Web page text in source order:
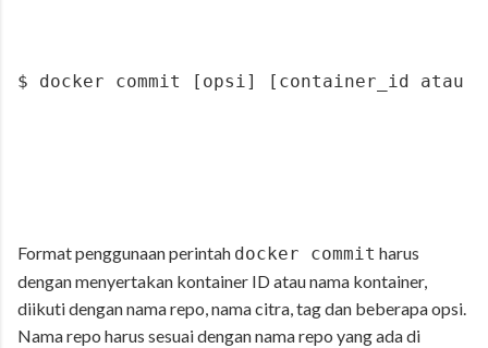
$ docker commit [opsi] [container_id atau
Format penggunaan perintah docker commit harus
dengan menyertakan kontainer ID atau nama kontainer,
diikuti dengan nama repo, nama citra, tag dan beberapa opsi.
Nama repo harus sesuai dengan nama repo yang ada di